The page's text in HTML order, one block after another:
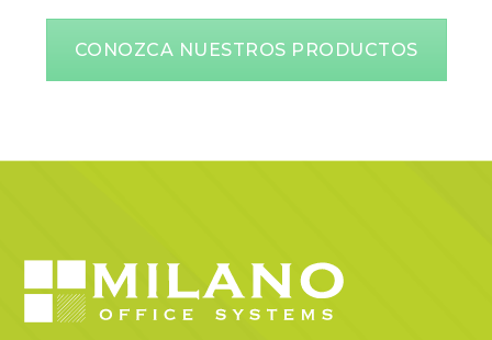
CONOZCA NUESTROS PRODUCTOS